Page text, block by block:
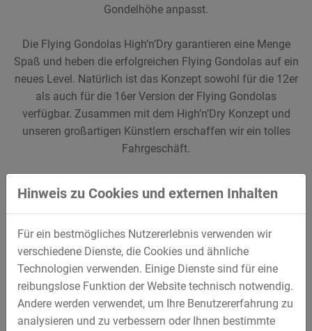
Gondelhöhe anpasst.
Die Flying Gondolas High’n’Dry garantieren eine Menge
Spaß und heben die erfolgreichen Flying Gondolas auf ein
neues Level. Natürlich ist das Konzept sowohl für die 12er
als auch für die 16er Version der Flying Gondolas
verfügbar. Zusammen mit dem High’n’Dry Konzept und
unseren großartigen Künstlern erschaffen wir ein tolles
Fahrgeschäft.
Impressionen
Hinweis zu Cookies und externen Inhalten
Für ein bestmögliches Nutzererlebnis verwenden wir
verschiedene Dienste, die Cookies und ähnliche
Technologien verwenden. Einige Dienste sind für eine
reibungslose Funktion der Website technisch notwendig.
Andere werden verwendet, um Ihre Benutzererfahrung zu
analysieren und zu verbessern oder Ihnen bestimmte